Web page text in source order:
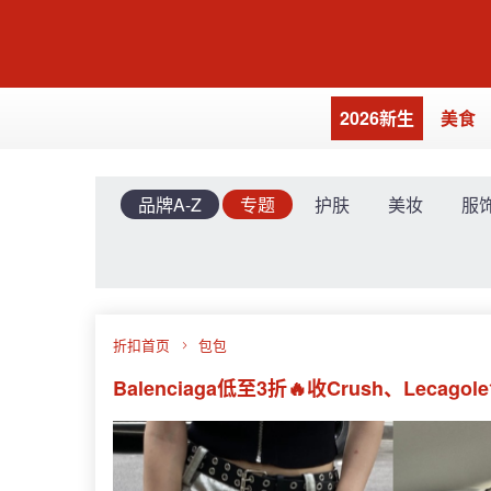
2026新生 美食
品牌A-Z 专题 护肤 美妆 服
折扣首页 包包
Balenciaga低至3折🔥收Crush、